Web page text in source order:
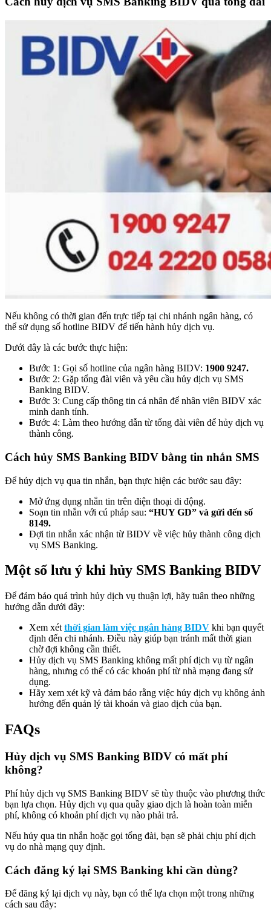
Nếu không có thời gian đến trực tiếp tại chi nhánh ngân hàng, có
thể sử dụng số hotline BIDV để tiến hành hủy dịch vụ.
Dưới đây là các bước thực hiện:
Bước 1: Gọi số hotline của ngân hàng BIDV: 1900 9247.
Bước 2: Gặp tổng đài viên và yêu cầu hủy dịch vụ SMS
Banking BIDV.
Bước 3: Cung cấp thông tin cá nhân để nhân viên BIDV xác
minh danh tính.
Bước 4: Làm theo hướng dẫn từ tổng đài viên để hủy dịch vụ
thành công.
Cách hủy SMS Banking BIDV bằng tin nhắn SMS
Để hủy dịch vụ qua tin nhắn, bạn thực hiện các bước sau đây:
Mở ứng dụng nhắn tin trên điện thoại di động.
Soạn tin nhắn với cú pháp sau: “HUY GD” và gửi đến số
8149.
Đợi tin nhắn xác nhận từ BIDV về việc hủy thành công dịch
vụ SMS Banking.
Một số lưu ý khi hủy SMS Banking BIDV
Để đảm bảo quá trình hủy dịch vụ thuận lợi, hãy tuân theo những
hướng dẫn dưới đây:
Xem xét thời gian làm việc ngân hàng BIDV khi bạn quyết
định đến chi nhánh. Điều này giúp bạn tránh mất thời gian
chờ đợi không cần thiết.
Hủy dịch vụ SMS Banking không mất phí dịch vụ từ ngân
hàng, nhưng có thể có các khoản phí từ nhà mạng đang sử
dụng.
Hãy xem xét kỹ và đảm bảo rằng việc hủy dịch vụ không ảnh
hưởng đến quản lý tài khoản và giao dịch của bạn.
FAQs
Hủy dịch vụ SMS Banking BIDV có mất phí
không?
Phí hủy dịch vụ SMS Banking BIDV sẽ tùy thuộc vào phương thức
bạn lựa chọn. Hủy dịch vụ qua quầy giao dịch là hoàn toàn miễn
phí, không có khoản phí dịch vụ nào phải trả.
Nếu hủy qua tin nhắn hoặc gọi tổng đài, bạn sẽ phải chịu phí dịch
vụ do nhà mạng quy định.
Cách đăng ký lại SMS Banking khi cần dùng?
Để đăng ký lại dịch vụ này, bạn có thể lựa chọn một trong những
cách sau đây: